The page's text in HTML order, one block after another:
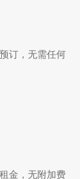
订，无需任何
金，无附加费